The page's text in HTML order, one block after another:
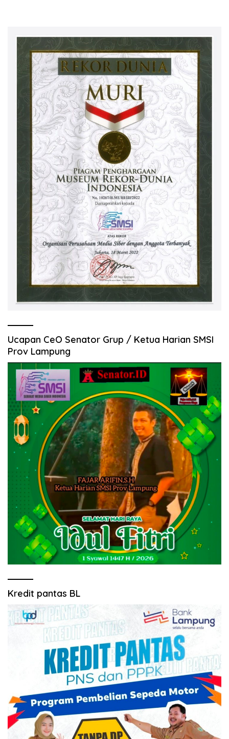
Ucapan CeO Senator Grup / Ketua Harian SMSI
Prov Lampung
Kredit pantas BL